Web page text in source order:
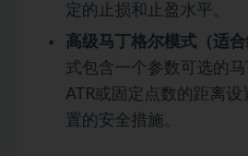
定的止损和止盈水平。
高级马丁格尔模式（适合
式包含一个参数可选的
ATR或固定点数的距离
置的安全措施。